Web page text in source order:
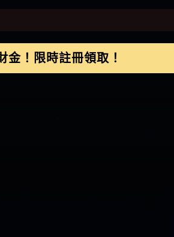
金！限時註冊領取！